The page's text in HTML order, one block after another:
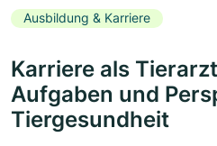
Ausbildung & Karriere
Karriere als
Aufgaben und
Tiergesundheit